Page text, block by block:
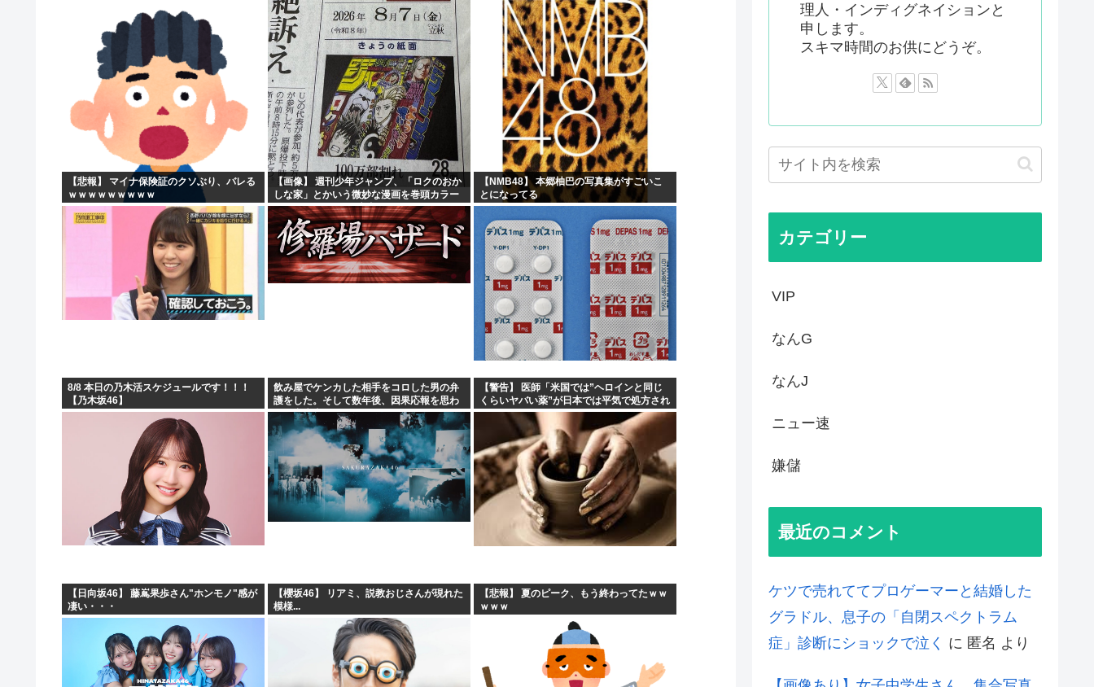
【イオンモール熊本】 一転して話が変わってくる「従業員の...
人んちで宅飲みワイ「ゴムある？」家主の女さん「はぁ？！」...
世界のケイスケ・ホンダ「ラーメン700円は安すぎる！20...
【悲報】人気アニメ「メイドインアビス」、主題歌にVTub...
【緊急高市速報】ガス警報器、受注停止。
【熊本地震】イオンモール熊本 従業員の避難誘導で、社内規...
わいせつな行為疑いで逮捕 エジプト国籍の男性を不起訴処分...
海外「海外発祥なのに、今では日本で定着してるものって何？...
高市早苗が全裸でガニ股オ●ニーしてる動画 or 高市早苗...
海外「日本人はなんて気高いんだ！」 英高級紙も驚愕した極...
海外「子宮頸部には神経がないので痛みは感じませんよ」医者...
【愛知・長久手市】ジブリパークに新施設誕生へ 「風の谷の...
ちいかわのモモンガ、逝く模様
4時だから窓から4回安倍晋三連呼した
【画像】今期の覇権アニメが『天幕シャドウガール』に決まっ...
トランプの支持率低迷中の共和党、中間選挙では「民主党はも...
【悲報】 マイナ保険証のクソぶり、バレる
ｗｗｗｗｗｗｗｗｗ
【画像】 週刊少年ジャンプ、「ロクのおか
しな家」とかいう微妙な漫画を巻頭カラー
にしたせいで100万部切る
【NMB48】 本郷柚巴の写真集がすごいこ
とになってる
8/8 本日の乃木活スケジュールです！！！
【乃木坂46】
飲み屋でケンカした相手をコロした男の弁
護をした。そして数年後、因果応報を思わ
せる出来事が…
【警告】 医師「米国では”ヘロインと同じ
くらいヤバい薬”が日本では平気で処方され
てる」
【日向坂46】 藤嶌果歩さん"ホンモノ"感が
凄い・・・
【櫻坂46】 リアミ、説教おじさんが現れた
模様...
【悲報】 夏のピーク、もう終わってたｗｗ
ｗｗｗ
理人・インディグネイションと
申します。
スキマ時間のお供にどうぞ。
カテゴリー
VIP
なんG
なんJ
ニュー速
嫌儲
最近のコメント
ケツで売れててプロゲーマーと結婚した
グラドル、息子の「自閉スペクトラム
症」診断にショックで泣く に 匿名 より